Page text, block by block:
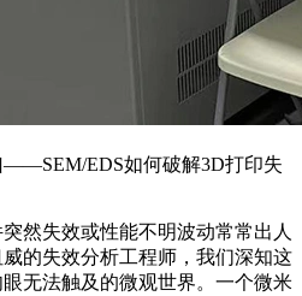
——SEM/EDS如何破解3D打印失
然失效或性能不明波动常常出人
的失效分析工程师，我们深知这
无法触及的微观世界。一个微米